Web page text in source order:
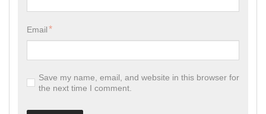
Email
Save my name, email, and website in this browser for
the next time I comment.